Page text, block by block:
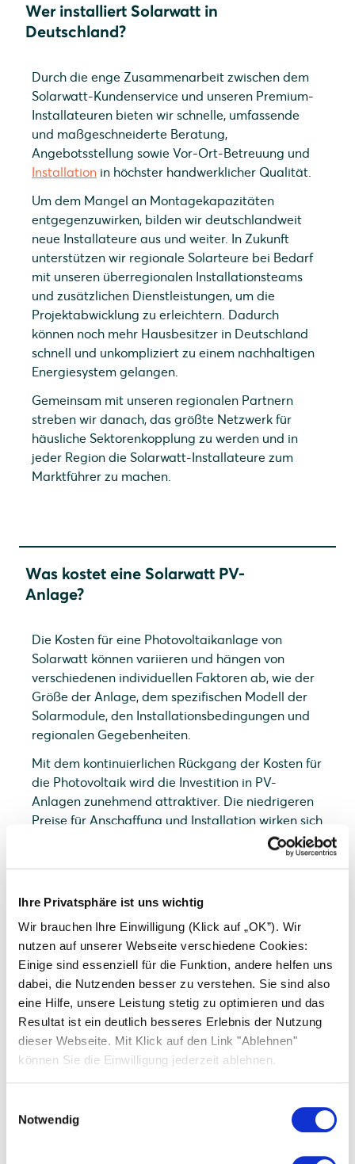
Ihre Privatsphäre ist uns wichtig
Wir brauchen Ihre Einwilligung (Klick auf „OK”). Wir
nutzen auf unserer Webseite verschiedene Cookies:
Einige sind essenziell für die Funktion, andere helfen uns
dabei, die Nutzenden besser zu verstehen. Sie sind also
eine Hilfe, unsere Leistung stetig zu optimieren und das
Resultat ist ein deutlich besseres Erlebnis der Nutzung
dieser Webseite. Mit Klick auf den Link "Ablehnen"
können Sie die Einwilligung jederzeit ablehnen.
Notwendig
Wer installiert Solarwatt in
Deutschland?
Durch die enge Zusammenarbeit zwischen dem
Solarwatt-Kundenservice und unseren Premium-
Installateuren bieten wir schnelle, umfassende
und maßgeschneiderte Beratung,
Angebotsstellung sowie Vor-Ort-Betreuung und
Installation in höchster handwerklicher Qualität.
Um dem Mangel an Montagekapazitäten
entgegenzuwirken, bilden wir deutschlandweit
neue Installateure aus und weiter. In Zukunft
unterstützen wir regionale Solarteure bei Bedarf
mit unseren überregionalen Installationsteams
und zusätzlichen Dienstleistungen, um die
Projektabwicklung zu erleichtern. Dadurch
können noch mehr Hausbesitzer in Deutschland
schnell und unkompliziert zu einem nachhaltigen
Energiesystem gelangen.
Gemeinsam mit unseren regionalen Partnern
streben wir danach, das größte Netzwerk für
häusliche Sektorenkopplung zu werden und in
jeder Region die Solarwatt-Installateure zum
Marktführer zu machen.
Was kostet eine Solarwatt PV-
Anlage?
Die Kosten für eine Photovoltaikanlage von
Solarwatt können variieren und hängen von
verschiedenen individuellen Faktoren ab, wie der
Größe der Anlage, dem spezifischen Modell der
Solarmodule, den Installationsbedingungen und
regionalen Gegebenheiten.
Mit dem kontinuierlichen Rückgang der Kosten für
die Photovoltaik wird die Investition in PV-
Anlagen zunehmend attraktiver. Die niedrigeren
Preise für Anschaffung und Installation wirken sich
direkt positiv auf die Rentabilität der PV-Anlage
Photovoltaikkosten im Jahr 2025 empfehlen wir
Ihnen, den Ratgeberartikel "Photovoltaik Kosten
2025 im Überblick" zu lesen. Alternativ können Sie
auch direkt einkostenloses Angebot anfordern,
um einen konkreten Preis für Ihren individuellen
Fall zu erhalten.
Solarwatt?